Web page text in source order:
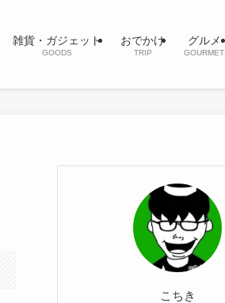
雑貨・ガジェット
GOODS
おでかけ
TRIP
グルメ
GOURMET
こちき